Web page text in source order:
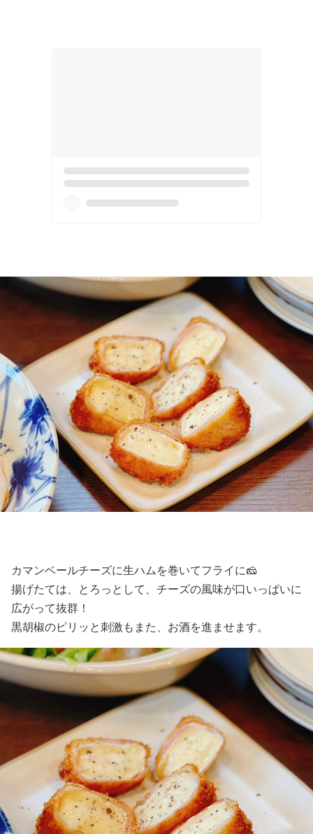
カマンベールチーズに生ハムを巻いてフライに🧀
揚げたては、とろっとして、チーズの風味が口いっぱいに
広がって抜群！
黒胡椒のピリッと刺激もまた、お酒を進ませます。